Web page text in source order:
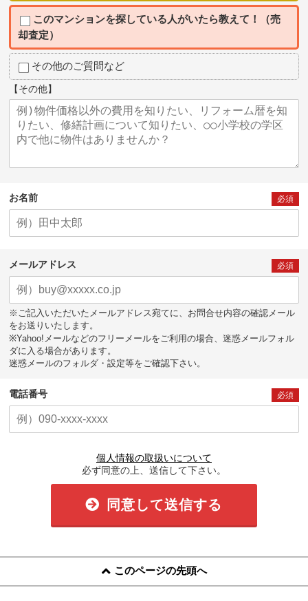
このマンションを探している人がいたら教えて！（売
却査定）
その他のご質問など
【その他】
お名前 必須
メールアドレス 必須
※ご記入いただいたメールアドレス宛てに、お問合せ内容の確認メール
をお送りいたします。
※Yahoo!メールなどのフリーメールをご利用の場合、迷惑メールフォル
ダに入る場合があります。
迷惑メールのフォルダ・設定等をご確認下さい。
電話番号 必須
個人情報の取扱いについて
必ず同意の上、送信して下さい。
同意して送信する
このページの先頭へ